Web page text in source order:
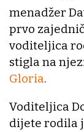
menadžer
prvo
voditeljica
stigla na
Gloria.
Voditeljica
dijete rodila